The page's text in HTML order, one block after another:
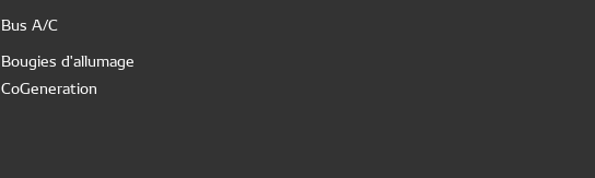
Bus A/C
Bougies d'allumage
CoGeneration